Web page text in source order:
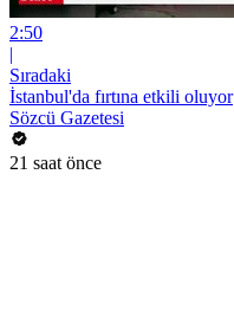
2:50
|
Sıradaki
İstanbul'da fırtına etkili oluyor
Sözcü Gazetesi
21 saat önce